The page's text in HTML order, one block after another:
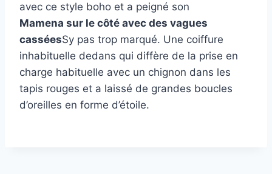
avec ce style boho et a peigné son
Mamena sur le côté avec des vagues
casséesSy pas trop marqué. Une coiffure
inhabituelle dedans qui diffère de la prise en
charge habituelle avec un chignon dans les
tapis rouges et a laissé de grandes boucles
d’oreilles en forme d’étoile.